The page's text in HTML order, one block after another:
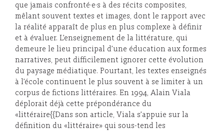
que jamais confronté·e·s à des récits composites,
mêlant souvent textes et images, dont le rapport avec
la réalité apparaît de plus en plus complexe à définir
et à évaluer. L’enseignement de la littérature, qui
demeure le lieu principal d’une éducation aux formes
narratives, peut difficilement ignorer cette évolution
du paysage médiatique. Pourtant, les textes enseignés
à l’école continuent le plus souvent à se limiter à un
corpus de fictions littéraires. En 1994, Alain Viala
déplorait déjà cette prépondérance du
«littéraire{{Dans son article, Viala s’appuie sur la
définition du «littéraire» qui sous-tend les